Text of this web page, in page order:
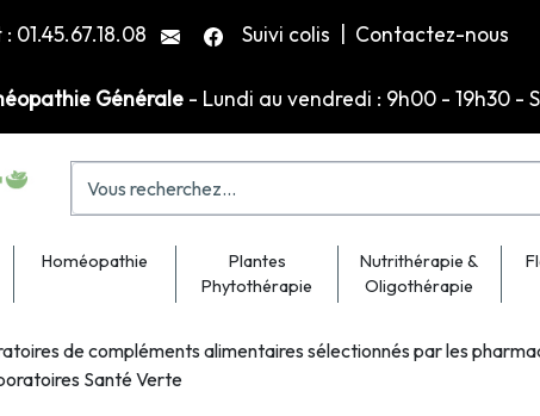
: 01.45.67.18.08 Suivi colis Contactez-nous
Générale - Lundi au vendredi : 9h00 - 19h30 -
Homéopathie
Plantes
Phytothérapie
Nutrithérapie &
Oligothérapie
de compléments alimentaires sélectionnés par les
Santé Verte